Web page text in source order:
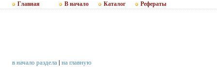
Главная В начало Каталог Рефераты
в начало раздела| на главную